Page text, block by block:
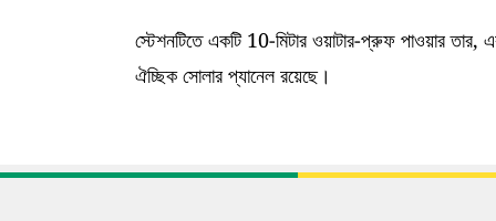
স্টেশনটিতে একটি 10-মিটার ওয়াটার-প্রুফ পাওয়ার তার,
ঐচ্ছিক সোলার প্যানেল রয়েছে।